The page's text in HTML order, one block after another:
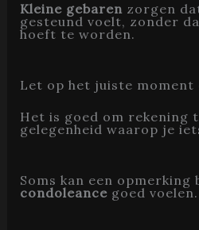
Kleine gebarenzorgen
gesteund voelt, zonder
hoeft te worden.
Let op het juiste moment
Het is goed om rekening
gelegenheid waarop je
Soms kan een opmerking
condoleance goed voelen.